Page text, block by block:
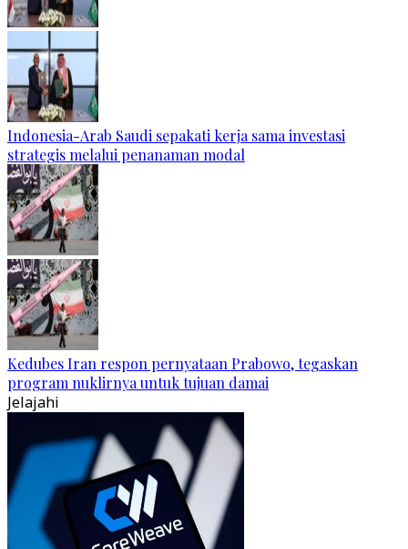
Indonesia-Arab Saudi sepakati kerja sama investasi
strategis melalui penanaman modal
Kedubes Iran respon pernyataan Prabowo, tegaskan
program nuklirnya untuk tujuan damai
Jelajahi